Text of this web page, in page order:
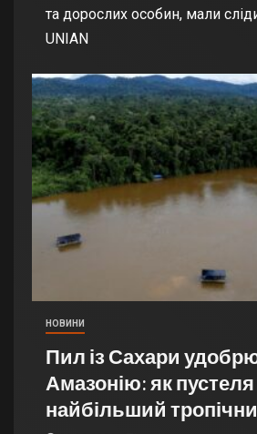
та дорослих особин, мали
UNIAN
НОВИНИ
Пил із Сахари
Амазонію: як
найбільший